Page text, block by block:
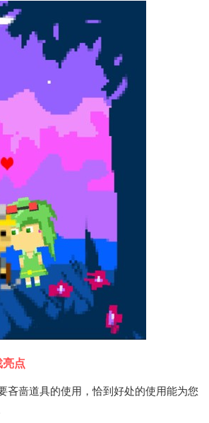
点
吝啬道具的使用，恰到好处的使用能为您